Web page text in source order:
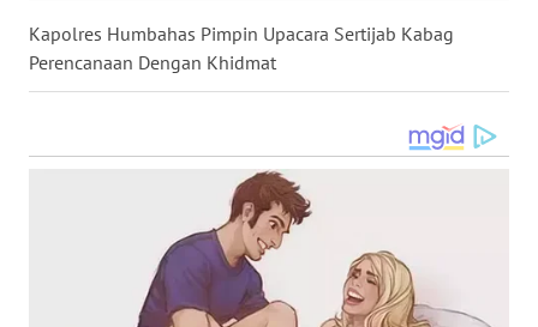
Kapolres Humbahas Pimpin Upacara Sertijab Kabag
Perencanaan Dengan Khidmat
KARO